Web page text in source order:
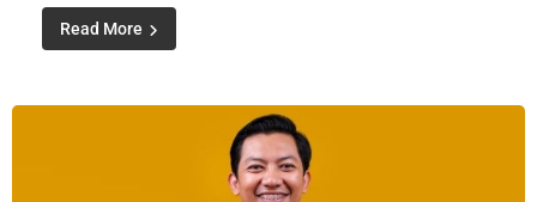
Read More